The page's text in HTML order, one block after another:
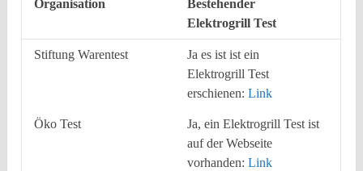
Organisation
Bestehender
Elektrogrill Test
Stiftung Warentest
Ja es ist ist ein
Elektrogrill Test
erschienen:Link
Öko Test
Ja, ein Elektrogrill Test ist
auf der Webseite
vorhanden:Link